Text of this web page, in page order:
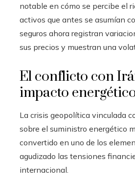
notable en cómo se percibe el
activos que antes se asumían
seguros ahora registran
sus precios y muestran una
El conflicto con
impacto
La crisis geopolítica vinculada
sobre el suministro energético
convertido en uno de los
agudizado las tensiones
internacional.